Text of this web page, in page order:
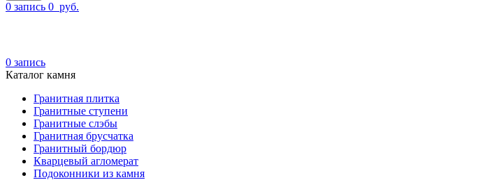
0 запись 0 руб.
0 запись
Каталог камня
Гранитная плитка
Гранитные ступени
Гранитные слэбы
Гранитная брусчатка
Гранитный бордюр
Кварцевый агломерат
Подоконники из камня